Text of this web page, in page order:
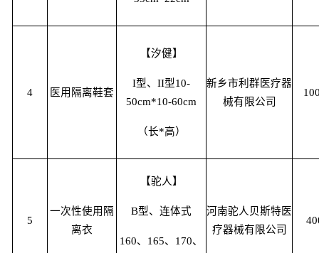
4 医用隔离鞋套
【汐健】
I型、II型10-
50cm*10-60cm
（长*高）
新乡市利群医疗器
械有限公司
5
一次性使用隔
离衣
【驼人】
B型、连体式
160、165、170、
河南驼人贝斯特医
疗器械有限公司